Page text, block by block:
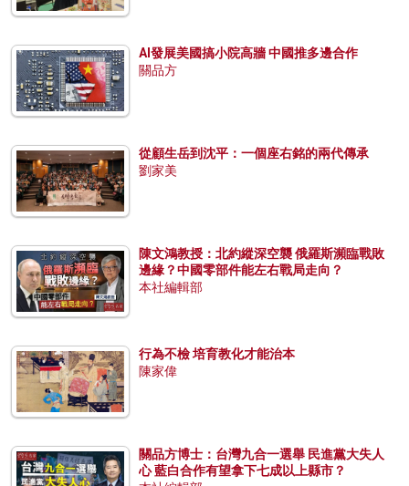
AI發展美國搞小院高牆 中國推多邊合作
關品方
從顧生岳到沈平：一個座右銘的兩代傳承
劉家美
陳文鴻教授：北約縱深空襲 俄羅斯瀕臨戰敗
邊緣？中國零部件能左右戰局走向？
本社編輯部
行為不檢 培育教化才能治本
陳家偉
關品方博士：台灣九合一選舉 民進黨大失人
心 藍白合作有望拿下七成以上縣市？